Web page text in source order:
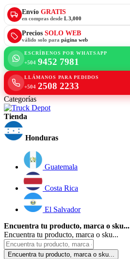
Envío GRATIS
en compras desde L 3,000
Precios SOLO WEB
válido solo para página web
ESCRÍBENOS POR WHATSAPP
+504 9452 7981
LLÁMANOS PARA PEDIDOS
+504 2508 2233
Categorías
Tienda
Honduras
Guatemala
Costa Rica
El Salvador
Encuentra tu producto, marca o sku...
Encuentra tu producto, marca o sku...
Encuentra tu producto, marca o sku...